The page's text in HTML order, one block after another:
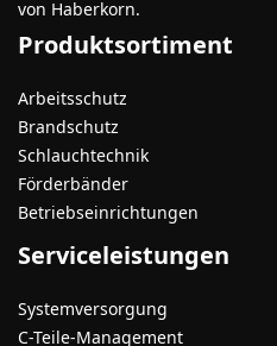
von Haberkorn.
Produktsortiment
Arbeitsschutz
Brandschutz
Schlauchtechnik
Förderbänder
Betriebseinrichtungen
Serviceleistungen
Systemversorgung
C-Teile-Management